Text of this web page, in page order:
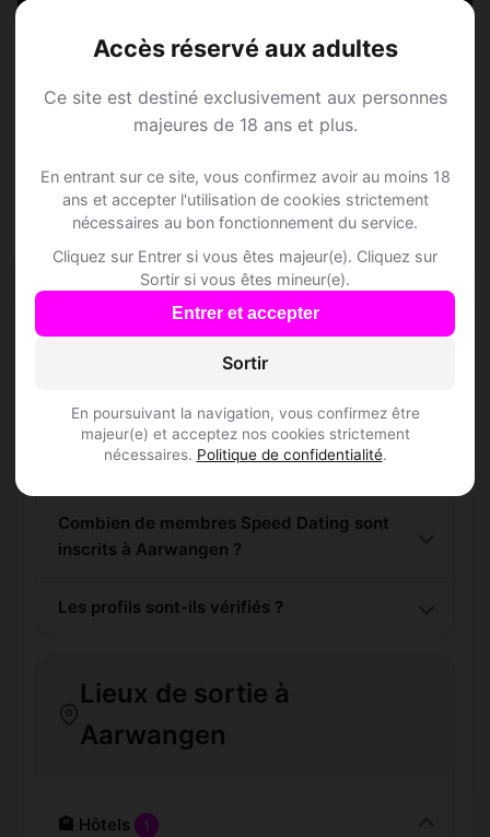
Accès réservé aux adultes
Ce site est destiné exclusivement aux personnes
majeures de 18 ans et plus.
En entrant sur ce site, vous confirmez avoir au moins 18
ans et accepter l'utilisation de cookies strictement
nécessaires au bon fonctionnement du service.
Cliquez sur Entrer si vous êtes majeur(e). Cliquez sur
Sortir si vous êtes mineur(e).
Entrer et accepter
Sortir
En poursuivant la navigation, vous confirmez être
majeur(e) et acceptez nos cookies strictement
nécessaires. Politique de confidentialité.
alentours !
S'inscrire gratuitement
Questions fréquentes
Aarwangen ?
L'inscription est-elle gratuite ?
Combien de membres Speed Dating sont
inscrits à Aarwangen ?
Les profils sont-ils vérifiés ?
Lieux de sortie à
Aarwangen
🏨 Hôtels 1